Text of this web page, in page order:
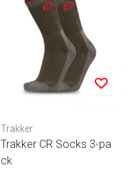
Trakker
Trakker CR Socks 3-pa
ck